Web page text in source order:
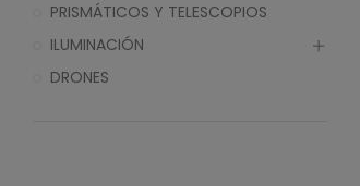
PRISMÁTICOS Y TELESCOPIOS
ILUMINACIÓN
DRONES